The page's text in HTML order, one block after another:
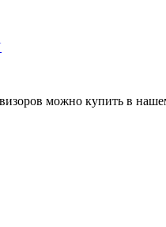
можно купить в